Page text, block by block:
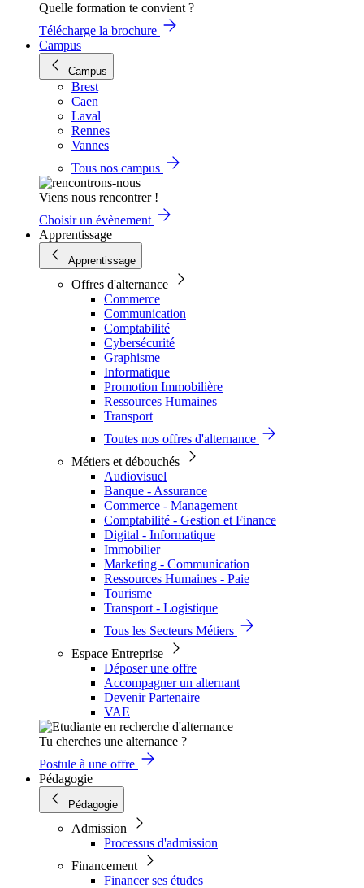
Quelle formation te convient ?
Télécharge la brochure
Campus
Campus
Brest
Caen
Laval
Rennes
Vannes
Tous nos campus
Viens nous rencontrer !
Choisir un évènement
Apprentissage
Apprentissage
Offres d'alternance
Commerce
Communication
Comptabilité
Cybersécurité
Graphisme
Informatique
Promotion Immobilière
Ressources Humaines
Transport
Toutes nos offres d'alternance
Métiers et débouchés
Audiovisuel
Banque - Assurance
Commerce - Management
Comptabilité - Gestion et Finance
Digital - Informatique
Immobilier
Marketing - Communication
Ressources Humaines - Paie
Tourisme
Transport - Logistique
Tous les Secteurs Métiers
Espace Entreprise
Déposer une offre
Accompagner un alternant
Devenir Partenaire
VAE
Tu cherches une alternance ?
Postule à une offre
Pédagogie
Pédagogie
Admission
Processus d'admission
Financement
Financer ses études